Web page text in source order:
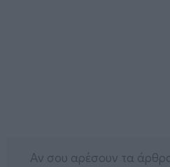
Αν σου αρέσουν τα